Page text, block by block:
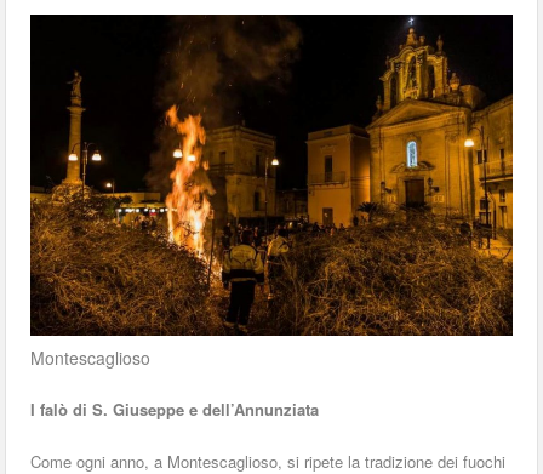
Montescaglioso
I falò di S. Giuseppe e dell’Annunziata
Come ogni anno, a Montescaglioso, si ripete la tradizione dei fuochi